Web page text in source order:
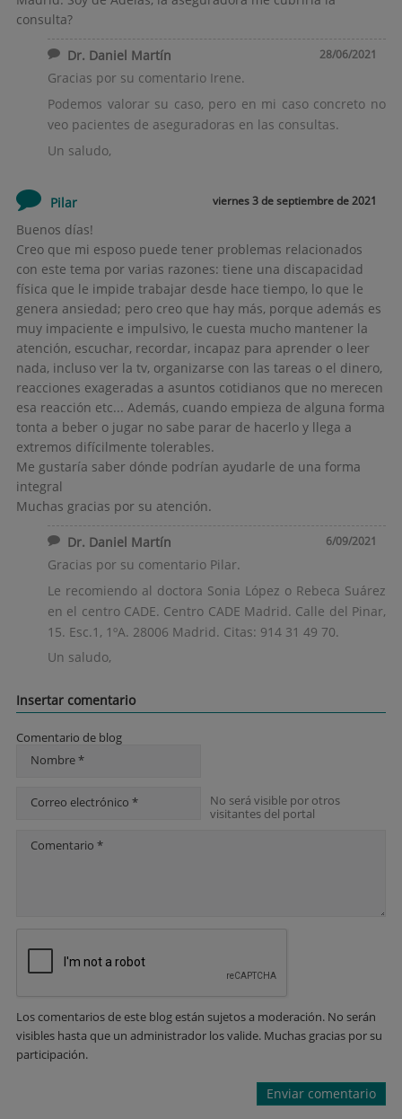
consulta?
Dr. Daniel Martín 28/06/2021
Gracias por su comentario Irene.
Podemos valorar su caso, pero en mi caso concreto no
veo pacientes de aseguradoras en las consultas.
Un saludo,
Pilar viernes 3 de septiembre de 2021
Buenos días!
Creo que mi esposo puede tener problemas relacionados
con este tema por varias razones: tiene una discapacidad
física que le impide trabajar desde hace tiempo, lo que le
genera ansiedad; pero creo que hay más, porque además es
muy impaciente e impulsivo, le cuesta mucho mantener la
atención, escuchar, recordar, incapaz para aprender o leer
nada, incluso ver la tv, organizarse con las tareas o el dinero,
reacciones exageradas a asuntos cotidianos que no merecen
esa reacción etc... Además, cuando empieza de alguna forma
tonta a beber o jugar no sabe parar de hacerlo y llega a
extremos difícilmente tolerables.
Me gustaría saber dónde podrían ayudarle de una forma
integral
Muchas gracias por su atención.
Dr. Daniel Martín 6/09/2021
Gracias por su comentario Pilar.
Le recomiendo al doctora Sonia López o Rebeca Suárez
en el centro CADE. Centro CADE Madrid. Calle del Pinar,
15. Esc.1, 1ºA. 28006 Madrid. Citas: 914 31 49 70.
Un saludo,
Insertar comentario
Comentario de blog
Nombre *
Correo electrónico *
No será visible por otros
visitantes del portal
Comentario *
Los comentarios de este blog están sujetos a moderación. No serán
visibles hasta que un administrador los valide. Muchas gracias por su
participación.